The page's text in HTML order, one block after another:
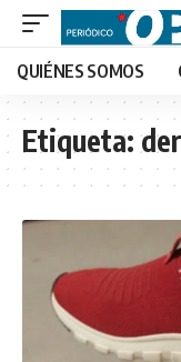
QUIÉNES SOMOS
Etiqueta: